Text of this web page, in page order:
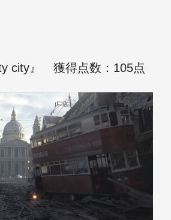
city』 獲得点数：105点